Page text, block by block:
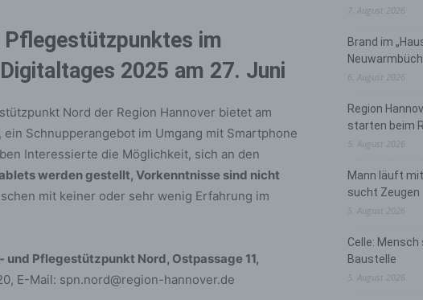
im
2025 am 27. Juni
Nord der Region Hannover bietet am
, ein Schnupperangebot im Umgang mit Smartphone
Interessierte die Möglichkeit, sich an den
werden gestellt, Vorkenntnisse sind nicht
mit keiner oder sehr wenig Erfahrung im
und Pflegestützpunkt Nord, Ostpassage 11,
E-Mail: spn.nord@region-hannover.de
7. August 2026
Brand im
6. August 2026
Region
starten beim
5. August 2026
Mann läuft
sucht Zeugen
5. August 2026
Celle:
Baustelle
5. August 2026